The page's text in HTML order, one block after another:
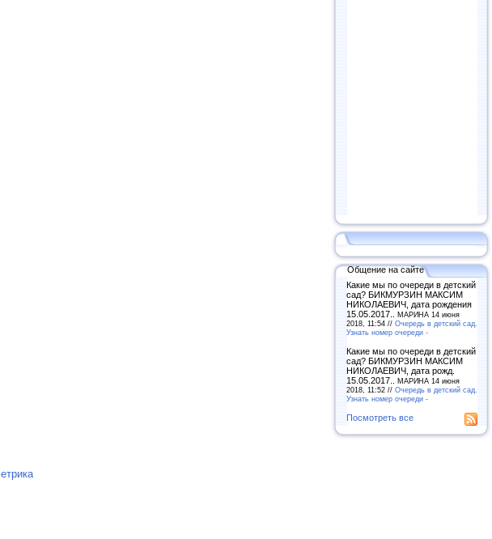
Общение на сайте
Какие мы по очереди в детский
сад? БИКМУРЗИН МАКСИМ
НИКОЛАЕВИЧ, дата рождения
15.05.2017.. МАРИНА 14 июня
2018, 11:54 // Очередь в детский сад.
Узнать номер очереди -
Какие мы по очереди в детский
сад? БИКМУРЗИН МАКСИМ
НИКОЛАЕВИЧ, дата рожд.
15.05.2017.. МАРИНА 14 июня
2018, 11:52 // Очередь в детский сад.
Узнать номер очереди -
Посмотреть все